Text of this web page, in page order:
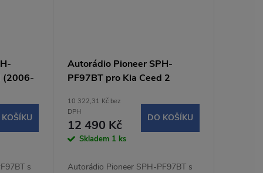
(2006-
s
Autorádio Pioneer SPH-
PF97BT pro Kia Ceed 2
10 322,31 Kč bez
DPH
12 490 Kč
Skladem 1 ks
DO KOŠÍKU
Autorádio Pioneer SPH-PF97BT s